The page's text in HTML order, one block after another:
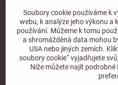
Více info v sekcikontakt
Sledujte naše sociální sítě!
Soubory cookie používáme k
webu, k analýze jeho výkonu a
používání. Můžeme k tomu
a shromážděná data mohou
USA nebo jiných zemích.
soubory cookie“ vyjadřujete
Níže můžete najít